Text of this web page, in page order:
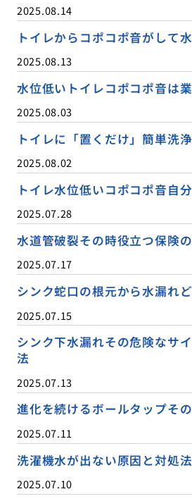
2025.08.14
トイレからコポコポ音がして
2025.08.13
水位低いトイレコポコポ音は
2025.08.03
トイレに「置くだけ」簡単洗
2025.08.02
トイレ水位低いコポコポ音自
2025.07.28
水道管破裂その時役立つ保険
2025.07.17
シンク蛇口の根元から水漏れ
2025.07.15
シンク下水漏れその危険なサ
法
2025.07.13
進化を続けるボールタップそ
2025.07.11
洗濯機水が出ない原因と対処法
2025.07.10